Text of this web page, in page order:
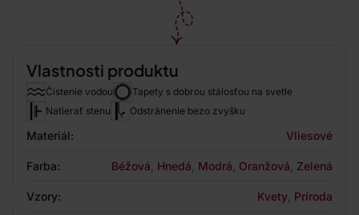
Vlastnosti produktu
Čistenie vodou
Tapety s dobrou stálosťou na svetle
Natierať stenu
Odstránenie bezo zvyšku
Materiál: Vliesové
Farba: Béžová Hnedá Modrá Oranžová Zelená
Vzory: Kvety Príroda